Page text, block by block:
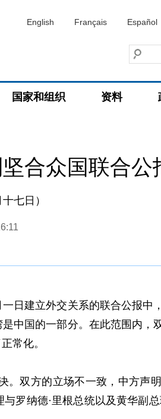
English Français Español
国家和组织 资料
合众国联合公
七日）
建立外交关系的联合公报中
中国的一部分。在此范围内，
常化。
双方的立场不一致，中方声
罗纳德·里根总统以及黄华副